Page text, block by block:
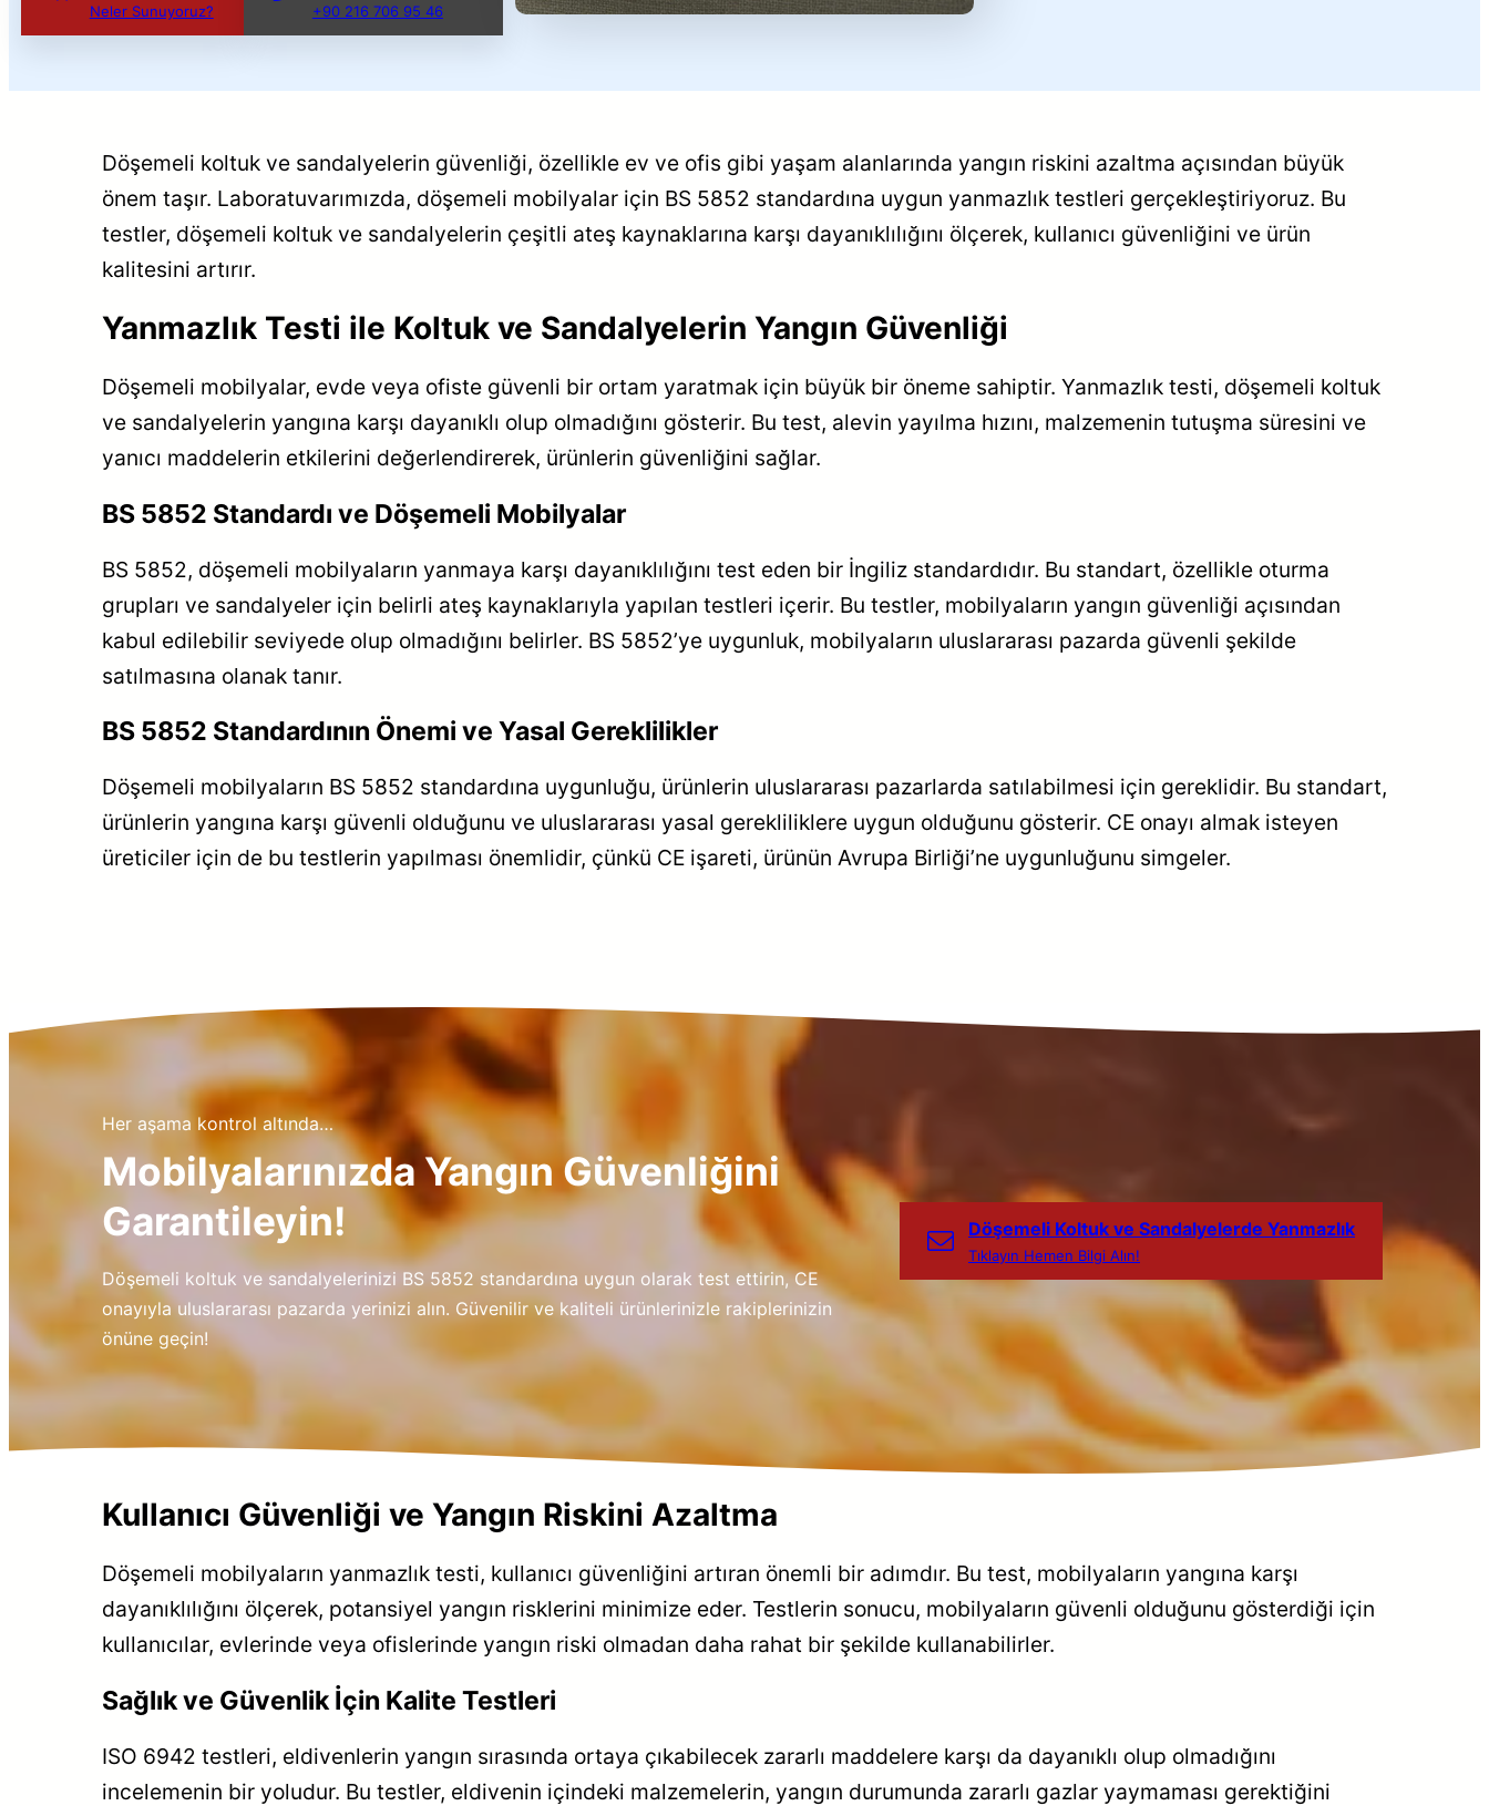
Neler Sunuyoruz? +90 216 706 95 46
Döşemeli koltuk ve sandalyelerin güvenliği, özellikle ev ve ofis gibi yaşam alanlarında yangın riskini azaltma açısından büyük
önem taşır. Laboratuvarımızda, döşemeli mobilyalar için BS 5852 standardına uygun yanmazlık testleri gerçekleştiriyoruz. Bu
testler, döşemeli koltuk ve sandalyelerin çeşitli ateş kaynaklarına karşı dayanıklılığını ölçerek, kullanıcı güvenliğini ve ürün
kalitesini artırır.
Yanmazlık Testi ile Koltuk ve Sandalyelerin Yangın Güvenliği
Döşemeli mobilyalar, evde veya ofiste güvenli bir ortam yaratmak için büyük bir öneme sahiptir. Yanmazlık testi, döşemeli koltuk
ve sandalyelerin yangına karşı dayanıklı olup olmadığını gösterir. Bu test, alevin yayılma hızını, malzemenin tutuşma süresini ve
yanıcı maddelerin etkilerini değerlendirerek, ürünlerin güvenliğini sağlar.
BS 5852 Standardı ve Döşemeli Mobilyalar
BS 5852, döşemeli mobilyaların yanmaya karşı dayanıklılığını test eden bir İngiliz standardıdır. Bu standart, özellikle oturma
grupları ve sandalyeler için belirli ateş kaynaklarıyla yapılan testleri içerir. Bu testler, mobilyaların yangın güvenliği açısından
kabul edilebilir seviyede olup olmadığını belirler. BS 5852’ye uygunluk, mobilyaların uluslararası pazarda güvenli şekilde
satılmasına olanak tanır.
BS 5852 Standardının Önemi ve Yasal Gereklilikler
Döşemeli mobilyaların BS 5852 standardına uygunluğu, ürünlerin uluslararası pazarlarda satılabilmesi için gereklidir. Bu standart,
ürünlerin yangına karşı güvenli olduğunu ve uluslararası yasal gerekliliklere uygun olduğunu gösterir. CE onayı almak isteyen
üreticiler için de bu testlerin yapılması önemlidir, çünkü CE işareti, ürünün Avrupa Birliği’ne uygunluğunu simgeler.
Her aşama kontrol altında…
Mobilyalarınızda Yangın Güvenliğini
Garantileyin!
Döşemeli koltuk ve sandalyelerinizi BS 5852 standardına uygun olarak test ettirin, CE
onayıyla uluslararası pazarda yerinizi alın. Güvenilir ve kaliteli ürünlerinizle rakiplerinizin
önüne geçin!
Döşemeli Koltuk ve Sandalyelerde Yanmazlık
Tıklayın Hemen Bilgi Alın!
Kullanıcı Güvenliği ve Yangın Riskini Azaltma
Döşemeli mobilyaların yanmazlık testi, kullanıcı güvenliğini artıran önemli bir adımdır. Bu test, mobilyaların yangına karşı
dayanıklılığını ölçerek, potansiyel yangın risklerini minimize eder. Testlerin sonucu, mobilyaların güvenli olduğunu gösterdiği için
kullanıcılar, evlerinde veya ofislerinde yangın riski olmadan daha rahat bir şekilde kullanabilirler.
Sağlık ve Güvenlik İçin Kalite Testleri
ISO 6942 testleri, eldivenlerin yangın sırasında ortaya çıkabilecek zararlı maddelere karşı da dayanıklı olup olmadığını
incelemenin bir yoludur. Bu testler, eldivenin içindeki malzemelerin, yangın durumunda zararlı gazlar yaymaması gerektiğini